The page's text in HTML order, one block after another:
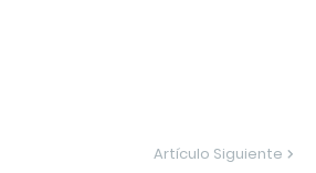
Artículo Siguiente